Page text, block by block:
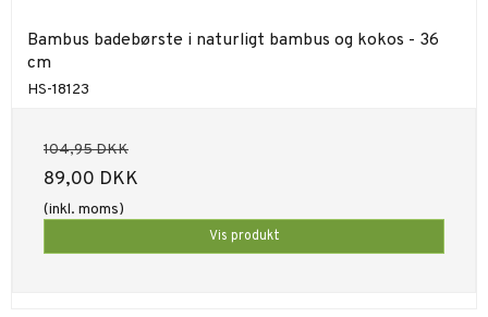
Bambus badebørste i naturligt bambus og kokos - 36
cm
HS-18123
104,95 DKK
89,00 DKK
(inkl. moms)
Vis produkt